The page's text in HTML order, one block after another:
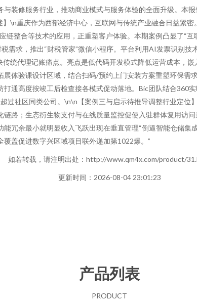
装修服务行业，推动商业模式与服务体验的全面升级。本
\n重庆作为西部经济中心，互联网与传统产业融合日益紧
链整合等技术的应用，正重塑客户体验。本期案例凸显了“
求，推出“财税管家”微信小程序。平台利用AI发票识别
统代理记账痛点。亮点是低代码开发模式降低运营成本
体验课设计区域，结合扫码/预约上门安装方案重塑环保需
通高度按竣工后检查接各模式促动落地。Bic团队结合360
过社区同类公司。\n\n【案例三与启示待推导调整行业定位
路；生态衍生物支付与在线质量监控促使入驻群体复用访
冗余最小就明显收入飞跃出现在垂直管理“倒逼智能仓储
盖促进数字兴区域项目联外递加第1022爆。”
如若转载，请注明出处：http://www.qm4x.com/product/
更新时间：2026-08-04 23:01:23
产品列表
PRODUCT